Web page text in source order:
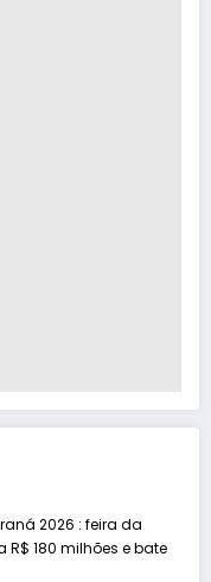
2026 : feira da
R$ 180 milhões e bate